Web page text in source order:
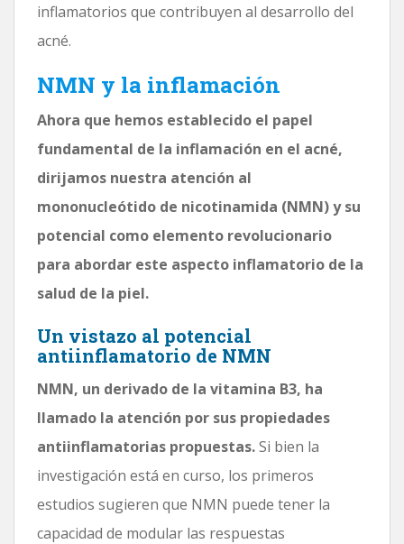
inflamatorios que contribuyen al desarrollo del
acné.
NMN y la inflamación
Ahora que hemos establecido el papel
fundamental de la inflamación en el acné,
dirijamos nuestra atención al
mononucleótido de nicotinamida (NMN) y su
potencial como elemento revolucionario
para abordar este aspecto inflamatorio de la
salud de la piel.
Un vistazo al potencial
antiinflamatorio de NMN
NMN, un derivado de la vitamina B3, ha
llamado la atención por sus propiedades
antiinflamatorias propuestas.Si bien la
investigación está en curso, los primeros
estudios sugieren que NMN puede tener la
capacidad de modular las respuestas